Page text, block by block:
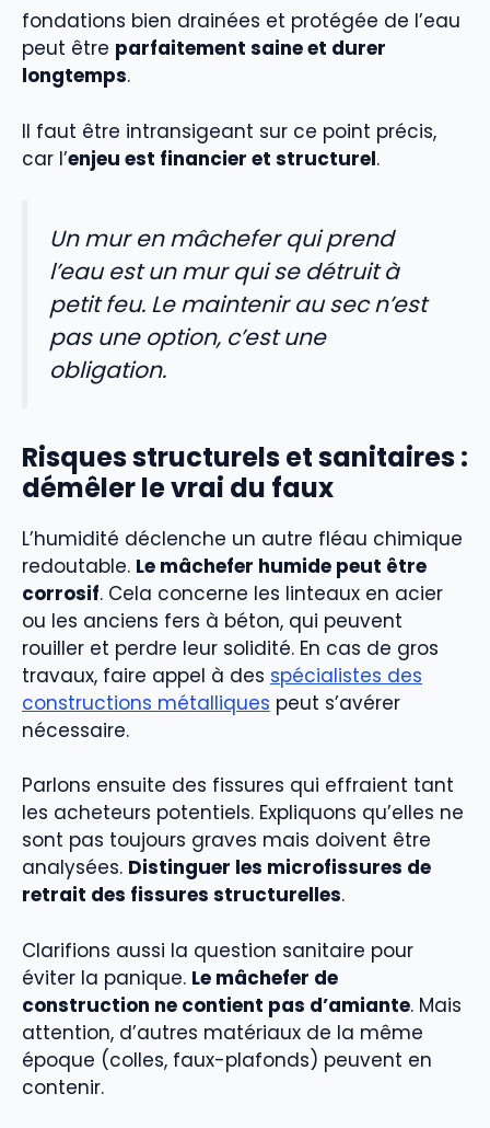
fondations bien drainées et protégée de l’eau
peut être parfaitement saine et durer
longtemps.
Il faut être intransigeant sur ce point précis,
car l’enjeu est financier et structurel.
Un mur en mâchefer qui prend
l’eau est un mur qui se détruit à
petit feu. Le maintenir au sec n’est
pas une option, c’est une
obligation.
Risques structurels et sanitaires :
démêler le vrai du faux
L’humidité déclenche un autre fléau chimique
redoutable. Le mâchefer humide peut être
corrosif. Cela concerne les linteaux en acier
ou les anciens fers à béton, qui peuvent
rouiller et perdre leur solidité. En cas de gros
travaux, faire appel à des spécialistes des
constructions métalliques peut s’avérer
nécessaire.
Parlons ensuite des fissures qui effraient tant
les acheteurs potentiels. Expliquons qu’elles ne
sont pas toujours graves mais doivent être
analysées. Distinguer les microfissures de
retrait des fissures structurelles.
Clarifions aussi la question sanitaire pour
éviter la panique. Le mâchefer de
construction ne contient pas d’amiante. Mais
attention, d’autres matériaux de la même
époque (colles, faux-plafonds) peuvent en
contenir.